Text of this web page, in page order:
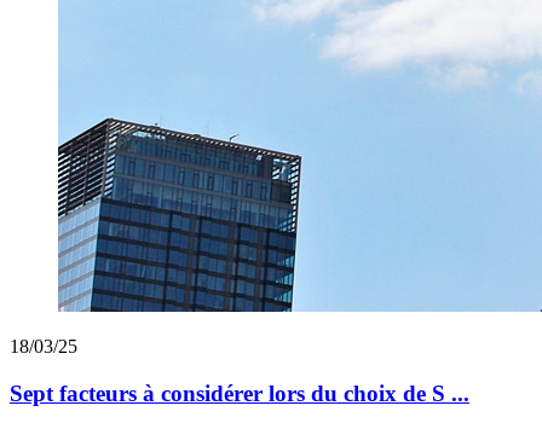
18/03/25
Sept facteurs à considérer lors du choix de S ...